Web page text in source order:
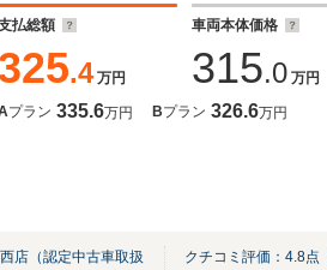
HondaSENSING
払総額
325.4 万円
車両本体価格
315.0 万円
プラン 335.6万円 Bプラン 326.6万円
店（認定中古車取扱
クチコミ評価： 4.8点